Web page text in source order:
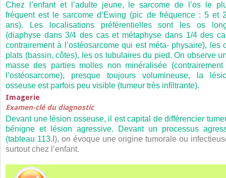
Chez l’enfant et l’adulte jeune, le sarcome de l’os le
fréquent est le sarcome d’Ewing (pic de fréquence : 5 et
ans). Les localisations préférentielles sont les os
(diaphyse dans 3/4 des cas et métaphyse dans 1/4 des
contrairement à l’ostéosarcome qui est méta- physaire), les
plats (bassin, côtes), les os tubulaires du pied. On observe
masse des parties molles non minéralisée (contrairement
l’ostéosarcome), presque toujours volumineuse, la
osseuse est parfois peu visible (tumeur très infiltrante).
Imagerie
Examen-clé du diagnostic
Devant une lésion osseuse, il est capital de différencier
bénigne et lésion agressive. Devant un processus
(tableau 113.I ), on évoque une origine tumorale ou
surtout chez l’enfant.